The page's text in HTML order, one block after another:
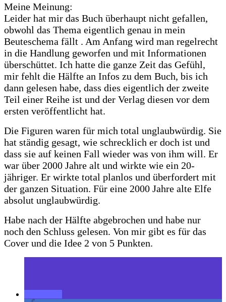
Meine Meinung:
Leider hat mir das Buch überhaupt nicht gefallen,
obwohl das Thema eigentlich genau in mein
Beuteschema fällt . Am Anfang wird man regelrecht
in die Handlung geworfen und mit Informationen
überschüttet. Ich hatte die ganze Zeit das Gefühl,
mir fehlt die Hälfte an Infos zu dem Buch, bis ich
dann gelesen habe, dass dies eigentlich der zweite
Teil einer Reihe ist und der Verlag diesen vor dem
ersten veröffentlicht hat.
Die Figuren waren für mich total unglaubwürdig. Sie
hat ständig gesagt, wie schrecklich er doch ist und
dass sie auf keinen Fall wieder was von ihm will. Er
war über 2000 Jahre alt und wirkte wie ein 20-
jähriger. Er wirkte total planlos und überfordert mit
der ganzen Situation. Für eine 2000 Jahre alte Elfe
absolut unglaubwürdig.
Habe nach der Hälfte abgebrochen und habe nur
noch den Schluss gelesen. Von mir gibt es für das
Cover und die Idee 2 von 5 Punkten.